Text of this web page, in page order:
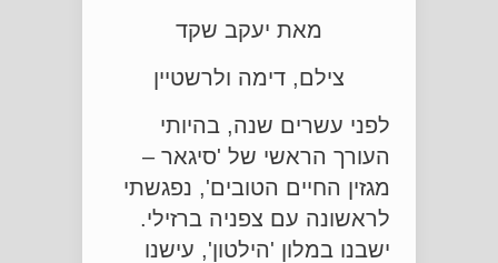
מאת יעקב שקד
צילם, דימה ולרשטיין
לפני עשרים שנה, בהיותי
העורך הראשי של 'סיגאר –
מגזין החיים הטובים', נפגשתי
לראשונה עם צפניה ברזילי.
ישבנו במלון 'הילטון', עישנו